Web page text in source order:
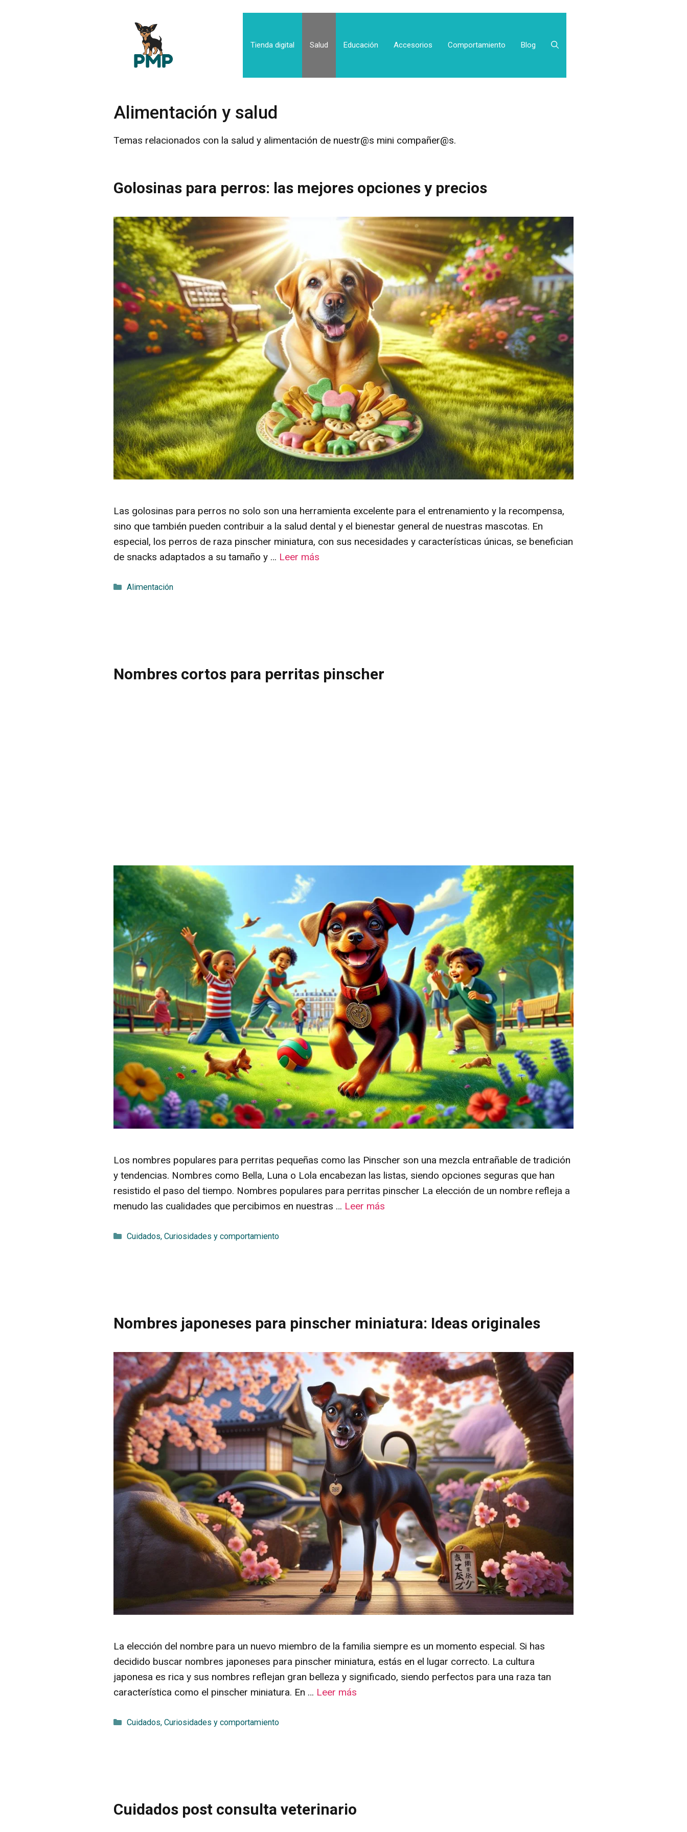
Tienda digital Salud Educación Accesorios Comportamiento Blog
Alimentación y salud
Temas relacionados con la salud y alimentación de nuestr@s mini compañer@s.
Golosinas para perros: las mejores opciones y precios
Las golosinas para perros no solo son una herramienta excelente para el entrenamiento y la recompensa,
sino que también pueden contribuir a la salud dental y el bienestar general de nuestras mascotas. En
especial, los perros de raza pinscher miniatura, con sus necesidades y características únicas, se benefician
de snacks adaptados a su tamaño y … Leer más
Categorías
Alimentación
Nombres cortos para perritas pinscher
Los nombres populares para perritas pequeñas como las Pinscher son una mezcla entrañable de tradición
y tendencias. Nombres como Bella, Luna o Lola encabezan las listas, siendo opciones seguras que han
resistido el paso del tiempo. Nombres populares para perritas pinscher La elección de un nombre refleja a
menudo las cualidades que percibimos en nuestras … Leer más
Categorías
Cuidados, Curiosidades y comportamiento
Nombres japoneses para pinscher miniatura: Ideas originales
La elección del nombre para un nuevo miembro de la familia siempre es un momento especial. Si has
decidido buscar nombres japoneses para pinscher miniatura, estás en el lugar correcto. La cultura
japonesa es rica y sus nombres reflejan gran belleza y significado, siendo perfectos para una raza tan
característica como el pinscher miniatura. En … Leer más
Categorías
Cuidados, Curiosidades y comportamiento
Cuidados post consulta veterinario